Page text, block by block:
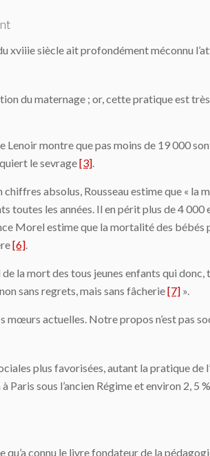
xviiie siècle ait profondément méconnu
du maternage ; or, cette pratique est
montre que pas moins de 19 000
le sevrage[3].
absolus, Rousseau estime que «
toutes les années. Il en périt plus de 4 000
Morel estime que la mortalité des bébés
[6].
la mort des tous jeunes enfants qui
sans regrets, mais sans fâcherie[7] ».
mœurs actuelles. Notre propos n’est pas
plus favorisées, autant la pratique de
sous l’ancien Régime et environ 2, 5
connu le livre fondateur de la